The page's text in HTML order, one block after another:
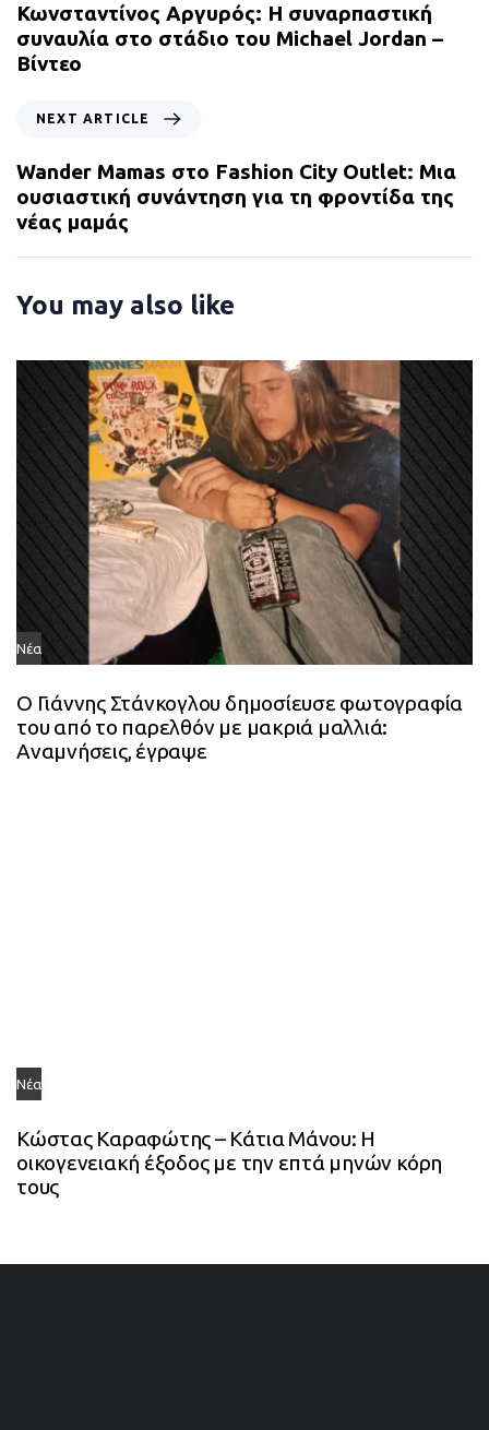
v
i
o
r
t
i
c
e
Κωνσταντίνος Αργυρός: Η συναρπαστική
συναυλία στο στάδιο του Michael Jordan –
Βίντεο
x
t
A
r
t
c
e
NEXT ARTICLE
Wander Mamas στο Fashion City Outlet: Μια
ουσιαστική συνάντηση για τη φροντίδα της
νέας μαμάς
You may also like
Νέα
Ο Γιάννης Στάνκογλου δημοσίευσε φωτογραφία
του από το παρελθόν με μακριά μαλλιά:
Αναμνήσεις, έγραψε
Νέα
Κώστας Καραφώτης – Κάτια Μάνου: Η
οικογενειακή έξοδος με την επτά μηνών κόρη
τους